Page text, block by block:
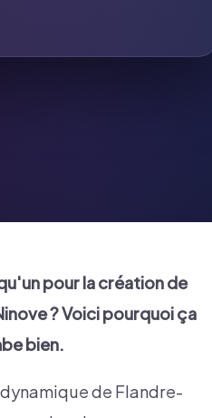
pour la création de
? Voici pourquoi ça
bien.
de Flandre-